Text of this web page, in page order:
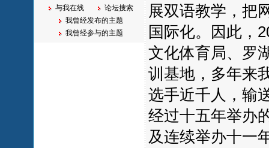
与我在线
论坛搜索
我曾经发布的主题
我曾经参与的主题
展双语教学，把
国际化。因此，
文化体育局、罗
训基地，多年来
选手近千人，输
经过十五年举办
及连续举办十一